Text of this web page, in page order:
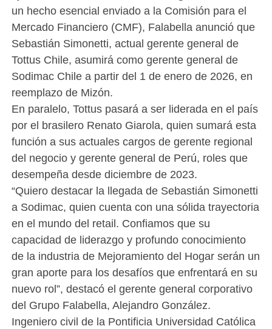
un hecho esencial enviado a la Comisión para el
Mercado Financiero (CMF), Falabella anunció que
Sebastián Simonetti, actual gerente general de
Tottus Chile, asumirá como gerente general de
Sodimac Chile a partir del 1 de enero de 2026, en
reemplazo de Mizón.
En paralelo, Tottus pasará a ser liderada en el país
por el brasilero Renato Giarola, quien sumará esta
función a sus actuales cargos de gerente regional
del negocio y gerente general de Perú, roles que
desempeña desde diciembre de 2023.
“Quiero destacar la llegada de Sebastián Simonetti
a Sodimac, quien cuenta con una sólida trayectoria
en el mundo del retail. Confiamos que su
capacidad de liderazgo y profundo conocimiento
de la industria de Mejoramiento del Hogar serán un
gran aporte para los desafíos que enfrentará en su
nuevo rol”, destacó el gerente general corporativo
del Grupo Falabella, Alejandro González.
Ingeniero civil de la Pontificia Universidad Católica